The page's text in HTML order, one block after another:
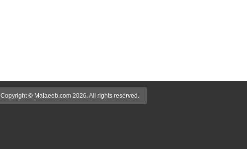
Copyright © Malaeeb.com 2026. All rights reserved.